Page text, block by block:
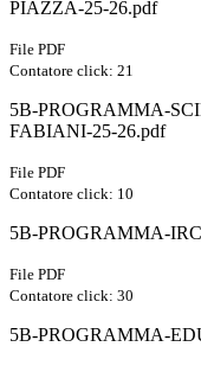
PIAZZA-25-26.pdf
File PDF
Contatore click: 21
5B-PROGRAMMA-
FABIANI-25-26.pdf
File PDF
Contatore click: 10
5B-PROGRAMMA-
File PDF
Contatore click: 30
5B-PROGRAMMA-